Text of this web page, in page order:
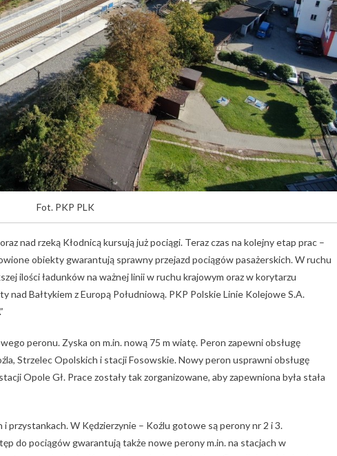
Fot. PKP PLK
nad rzeką Kłodnicą kursują już pociągi. Teraz czas na kolejny etap prac –
obiekty gwarantują sprawny przejazd pociągów pasażerskich. W ruchu
ilości ładunków na ważnej linii w ruchu krajowym oraz w korytarzu
nad Bałtykiem z Europą Południową. PKP Polskie Linie Kolejowe S.A.
peronu. Zyska on m.in. nową 75 m wiatę. Peron zapewni obsługę
Strzelec Opolskich i stacji Fosowskie. Nowy peron usprawni obsługę
Opole Gł. Prace zostały tak zorganizowane, aby zapewniona była stała
przystankach. W Kędzierzynie – Koźlu gotowe są perony nr 2 i 3.
do pociągów gwarantują także nowe perony m.in. na stacjach w